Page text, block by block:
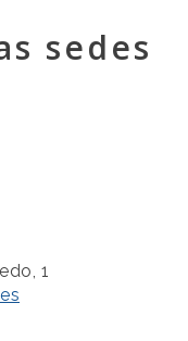
sedes
1